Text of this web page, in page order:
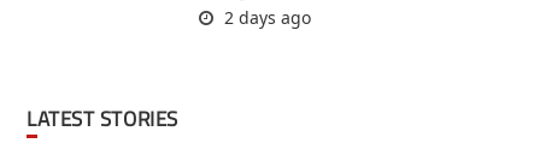
2 days ago
LATEST STORIES